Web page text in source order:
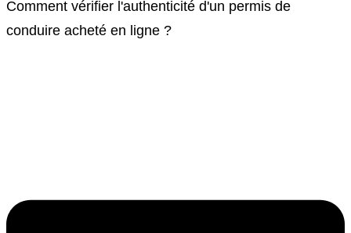
Comment vérifier l'authenticité d'un permis de
conduire acheté en ligne ?